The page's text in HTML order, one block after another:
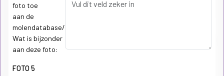
foto toe
aan de
molendatabase/
Wat is bijzonder
aan deze foto:
FOTO 5